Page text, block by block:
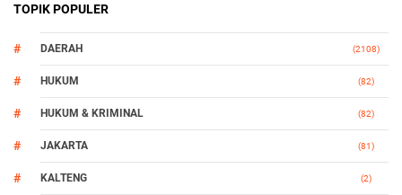
TOPIK POPULER
DAERAH (2108)
HUKUM (82)
HUKUM & KRIMINAL (82)
JAKARTA (81)
KALTENG (2)